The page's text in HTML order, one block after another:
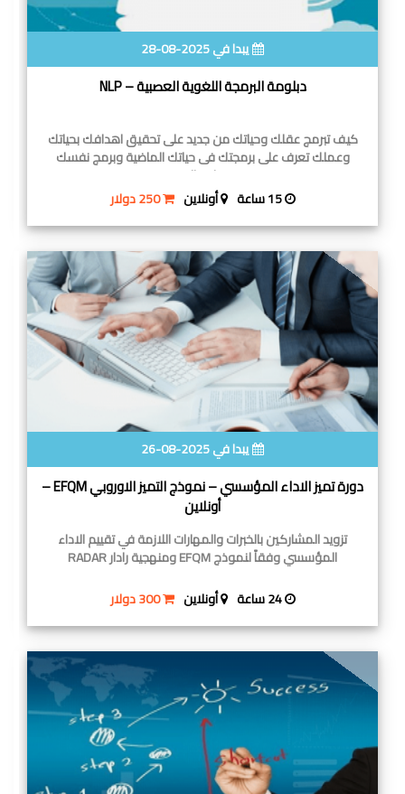
يبدا في 2025-08-28
دبلومة البرمجة اللغوية العصبية – NLP
كيف تبرمج عقلك وحياتك من جديد على تحقيق اهدافك بحياتك
وعملك تعرف على برمجتك فى حياتك الماضية وبرمج نفسك
بنفسك والتعرف
15 ساعة
أونلاين 250 دولار
يبدا في 2025-08-26
دورة تميز الاداء المؤسسي – نموذج التميز الاوروبي EFQM –
أونلاين
تزويد المشاركين بالخبرات والمهارات اللازمة في تقييم الاداء
المؤسسي وفقاً لنموذج EFQM ومنهجية رادار RADAR
24 ساعة
أونلاين 300 دولار